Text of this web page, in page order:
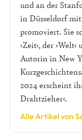
und an der
in Düsseldorf
promoviert. Sie
›Zeit‹, der
Autorin in New
2024 erscheint
Drahtzieher‹.
Alle Artikel von